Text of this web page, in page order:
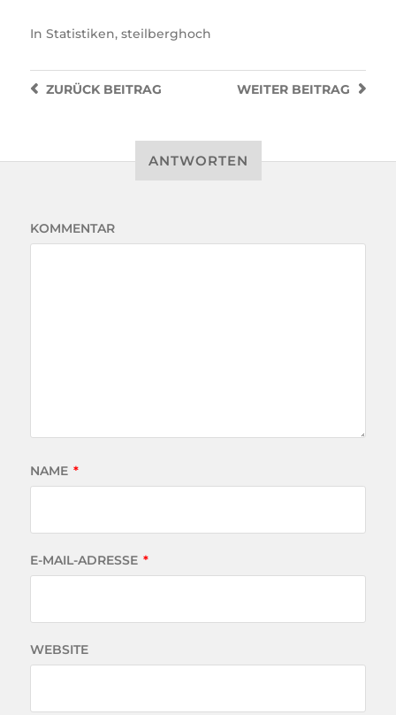
In Statistiken, steilberghoch
WEITER BEITRAG
ZURÜCKBEITRAG
ANTWORTEN
KOMMENTAR
NAME *
E-MAIL-ADRESSE *
WEBSITE